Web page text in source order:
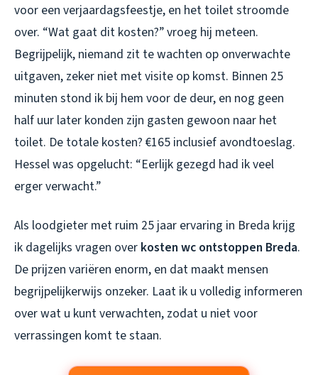
voor een verjaardagsfeestje, en het toilet stroomde
over. “Wat gaat dit kosten?” vroeg hij meteen.
Begrijpelijk, niemand zit te wachten op onverwachte
uitgaven, zeker niet met visite op komst. Binnen 25
minuten stond ik bij hem voor de deur, en nog geen
half uur later konden zijn gasten gewoon naar het
toilet. De totale kosten? €165 inclusief avondtoeslag.
Hessel was opgelucht: “Eerlijk gezegd had ik veel
erger verwacht.”
Als loodgieter met ruim 25 jaar ervaring in Breda krijg
ik dagelijks vragen over kosten wc ontstoppen Breda.
De prijzen variëren enorm, en dat maakt mensen
begrijpelijkerwijs onzeker. Laat ik u volledig informeren
over wat u kunt verwachten, zodat u niet voor
verrassingen komt te staan.